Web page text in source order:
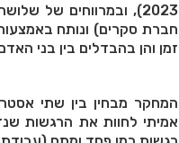
2023), ובמרווחים של
חברת סקרים) ונותח
זמן והן בהבדלים בין בני
המחקר מבחין בין שתי
אמיתי לחוות את הרגשות